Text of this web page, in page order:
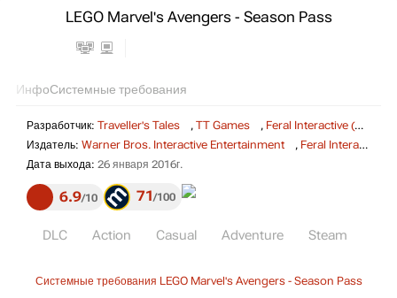
LEGO Marvel's Avengers - Season Pass
ИнфоСистемные требования
Разработчик: Traveller's Tales , TT Games , Feral Interactive (Mac)
Издатель: Warner Bros. Interactive Entertainment , Feral Interactive (Mac)
Дата выхода: 26 января 2016г.
6.9 10 71 100
DLC Action Casual Adventure Steam
Системные требования LEGO Marvel's Avengers - Season Pass